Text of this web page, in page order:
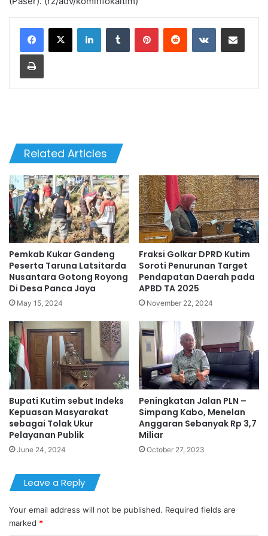
Related Articles
Pemkab Kukar Gandeng
Peserta Taruna Latsitarda
Nusantara Gotong Royong
Di Desa Panca Jaya
May 15, 2024
Fraksi Golkar DPRD Kutim
Soroti Penurunan Target
Pendapatan Daerah pada
APBD TA 2025
November 22, 2024
Bupati Kutim sebut Indeks
Kepuasan Masyarakat
sebagai Tolak Ukur
Pelayanan Publik
June 24, 2024
Peningkatan Jalan PLN –
Simpang Kabo, Menelan
Anggaran Sebanyak Rp 3,7
Miliar
October 27, 2023
Leave a Reply
Your email address will not be published. Required fields are
marked *